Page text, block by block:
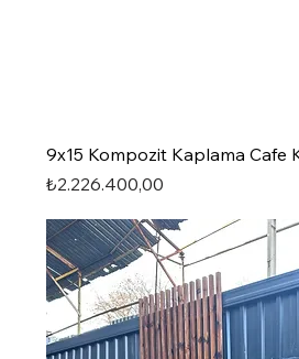
9x15 Kompozit Kaplama Cafe
Fiyat
₺2.226.400,00